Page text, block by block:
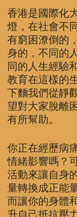
香港是國際化
燈，在社會不
有窮困潦倒的
身的，不同的
同的人生經驗
教育在這樣的
下麵我們從靜
望對大家脫離
有所幫助。
你正在經歷病
情緒影響嗎？
活動來讓自身
量轉換成正能
而讓你的身體
升自己抵抗壓